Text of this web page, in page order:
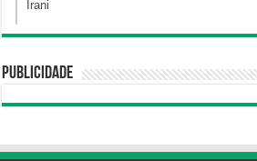
Irani
Publicidade